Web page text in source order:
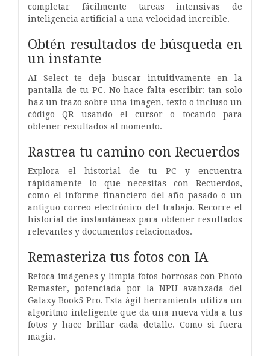
completar fácilmente tareas intensivas de
inteligencia artificial a una velocidad increíble.
Obtén resultados de búsqueda en
un instante
AI Select te deja buscar intuitivamente en la
pantalla de tu PC. No hace falta escribir: tan solo
haz un trazo sobre una imagen, texto o incluso un
código QR usando el cursor o tocando para
obtener resultados al momento.
Rastrea tu camino con Recuerdos
Explora el historial de tu PC y encuentra
rápidamente lo que necesitas con Recuerdos,
como el informe financiero del año pasado o un
antiguo correo electrónico del trabajo. Recorre el
historial de instantáneas para obtener resultados
relevantes y documentos relacionados.
Remasteriza tus fotos con IA
Retoca imágenes y limpia fotos borrosas con Photo
Remaster, potenciada por la NPU avanzada del
Galaxy Book5 Pro. Esta ágil herramienta utiliza un
algoritmo inteligente que da una nueva vida a tus
fotos y hace brillar cada detalle. Como si fuera
magia.